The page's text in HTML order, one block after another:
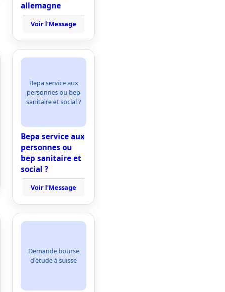
allemagne
Voir l'Message
Bepa service aux
personnes ou bep
sanitaire et social ?
Bepa service aux
personnes ou
bep sanitaire et
social ?
Voir l'Message
Demande bourse
d'étude à suisse